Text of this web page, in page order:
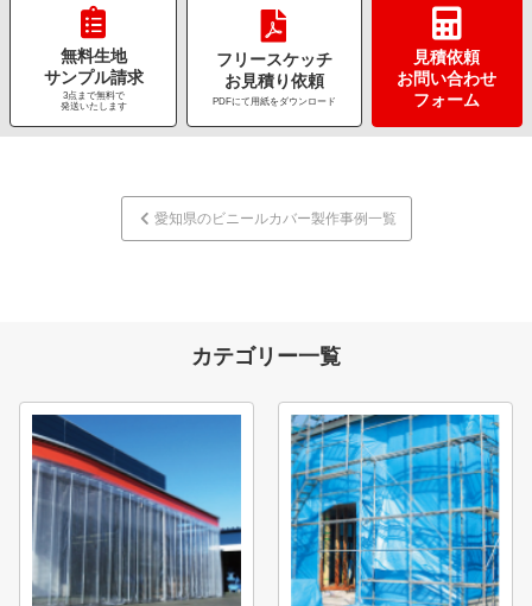
無料生地
サンプル請求
3点まで無料で
発送いたします
フリースケッチ
お見積り依頼
PDFにて用紙をダウンロード
見積依頼
お問い合わせ
フォーム
愛知県のビニールカバー製作事例一覧
カテゴリー一覧